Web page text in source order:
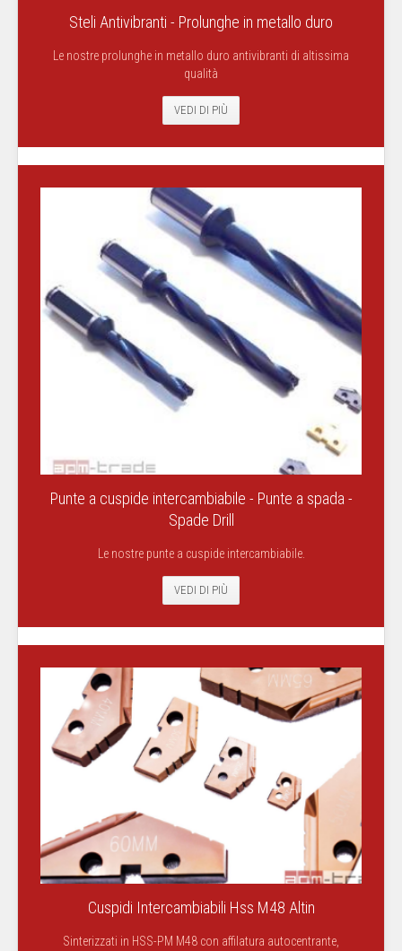
Steli Antivibranti - Prolunghe in metallo duro
Le nostre prolunghe in metallo duro antivibranti di altissima
qualità
VEDI DI PIÙ
Punte a cuspide intercambiabile - Punte a spada -
Spade Drill
Le nostre punte a cuspide intercambiabile.
VEDI DI PIÙ
Cuspidi Intercambiabili Hss M48 Altin
Sinterizzati in HSS-PM M48 con affilatura autocentrante,